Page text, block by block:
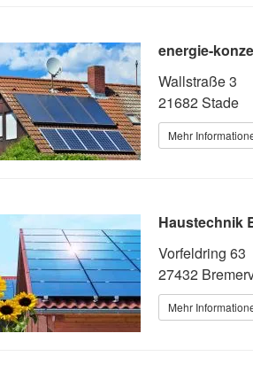
energie-
Wallstraße 3
21682 Stade
Mehr
Haustechnik
Vorfeldring 63
27432
Mehr